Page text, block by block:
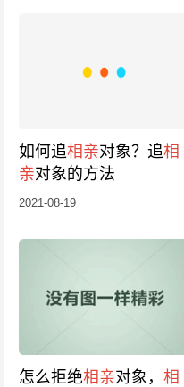
如何追相亲对象？追相
亲对象的方法
2021-08-19
怎么拒绝相亲对象， 相